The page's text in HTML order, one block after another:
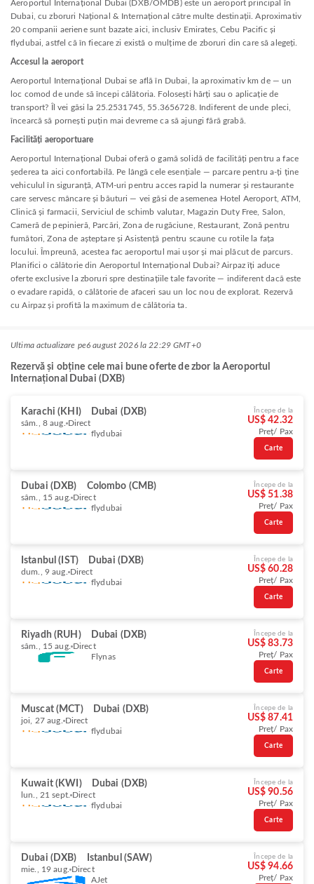
Aeroportul Internațional Dubai (DXB/OMDB) este un aeroport principal în
Dubai, cu zboruri Național & Internațional către multe destinații. Aproximativ
20 companii aeriene sunt bazate aici, inclusiv Emirates, Cebu Pacific și
flydubai, astfel că în fiecare zi există o mulțime de zboruri din care să alegeți.
Accesul la aeroport
Aeroportul Internațional Dubai se află în Dubai, la aproximativ km de — un
loc comod de unde să începi călătoria. Folosești hărți sau o aplicație de
transport? Îl vei găsi la 25.2531745, 55.3656728. Indiferent de unde pleci,
încearcă să pornești puțin mai devreme ca să ajungi fără grabă.
Facilități aeroportuare
Aeroportul Internațional Dubai oferă o gamă solidă de facilități pentru a face
șederea ta aici confortabilă. Pe lângă cele esențiale — parcare pentru a-ți ține
vehiculul în siguranță, ATM-uri pentru acces rapid la numerar și restaurante
care servesc mâncare și băuturi — vei găsi de asemenea Hotel Aeroport, ATM,
Clinică și farmacii, Serviciul de schimb valutar, Magazin Duty Free, Salon,
Cameră de pepinieră, Parcări, Zona de rugăciune, Restaurant, Zonă pentru
fumători, Zona de așteptare și Asistență pentru scaune cu rotile la fața
locului. Împreună, acestea fac aeroportul mai ușor și mai plăcut de parcurs.
Planifici o călătorie din Aeroportul Internațional Dubai? Airpaz îți aduce
oferte exclusive la zboruri spre destinațiile tale favorite — indiferent dacă este
o evadare rapidă, o călătorie de afaceri sau un loc nou de explorat. Rezervă
cu Airpaz și profită la maximum de călătoria ta.
Ultima actualizare pe6 august 2026 la 22:29 GMT+0
Rezervă și obține cele mai bune oferte de zbor la Aeroportul
Internațional Dubai (DXB)
Karachi (KHI) Dubai (DXB)
sâm., 8 aug. Direct
flydubai
Începe de la
US$ 42.32
Preț/ Pax
Carte
Dubai (DXB) Colombo (CMB)
sâm., 15 aug. Direct
flydubai
Începe de la
US$ 51.38
Preț/ Pax
Carte
Istanbul (IST) Dubai (DXB)
dum., 9 aug. Direct
flydubai
Începe de la
US$ 60.28
Preț/ Pax
Carte
Riyadh (RUH) Dubai (DXB)
sâm., 15 aug. Direct
Flynas
Începe de la
US$ 83.73
Preț/ Pax
Carte
Muscat (MCT) Dubai (DXB)
joi, 27 aug. Direct
flydubai
Începe de la
US$ 87.41
Preț/ Pax
Carte
Kuwait (KWI) Dubai (DXB)
lun., 21 sept. Direct
flydubai
Începe de la
US$ 90.56
Preț/ Pax
Carte
Dubai (DXB) Istanbul (SAW)
mie., 19 aug. Direct
AJet
Începe de la
US$ 94.66
Preț/ Pax